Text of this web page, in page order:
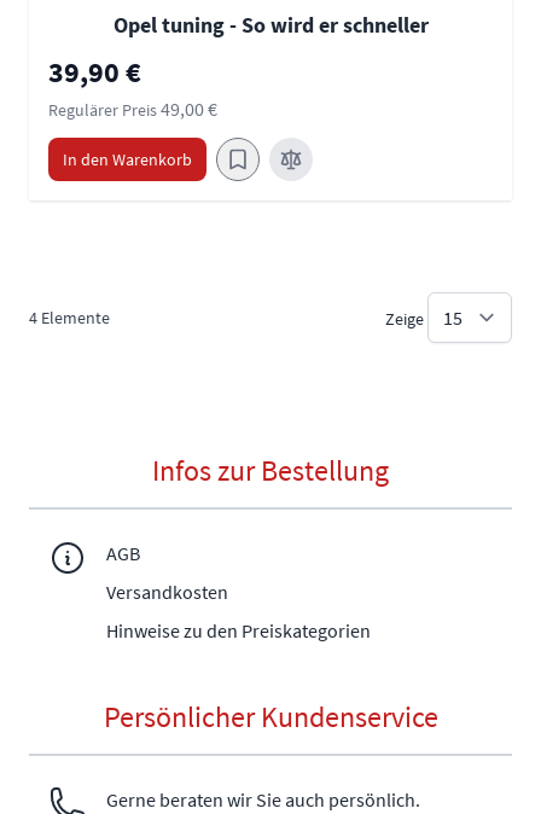
Opel tuning - So wird er schneller
Sonderpreis
39,90 €
Regulärer Preis49,00 €
In den Warenkorb
4 Elemente Zeige
Infos zur Bestellung
AGB
Versandkosten
Hinweise zu den Preiskategorien
Persönlicher Kundenservice
Gerne beraten wir Sie auch persönlich.